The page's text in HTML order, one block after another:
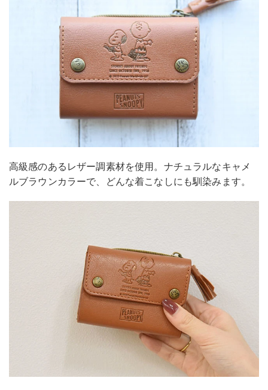
高級感のあるレザー調素材を使用。ナチュラルなキャメ
ルブラウンカラーで、どんな着こなしにも馴染みます。